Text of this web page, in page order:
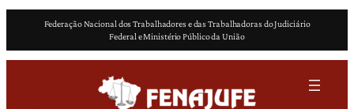
o
Federação Nacional dos Trabalhadores e das Trabalhadoras do Judiciário
Federal e Ministério Público da União